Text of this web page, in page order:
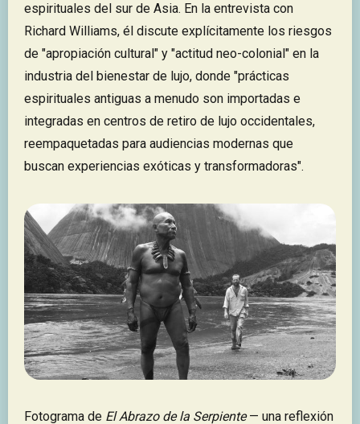
espirituales del sur de Asia. En la entrevista con
Richard Williams, él discute explícitamente los riesgos
de "apropiación cultural" y "actitud neo-colonial" en la
industria del bienestar de lujo, donde "prácticas
espirituales antiguas a menudo son importadas e
integradas en centros de retiro de lujo occidentales,
reempaquetadas para audiencias modernas que
buscan experiencias exóticas y transformadoras".
Fotograma de El Abrazo de la Serpiente— una reflexión